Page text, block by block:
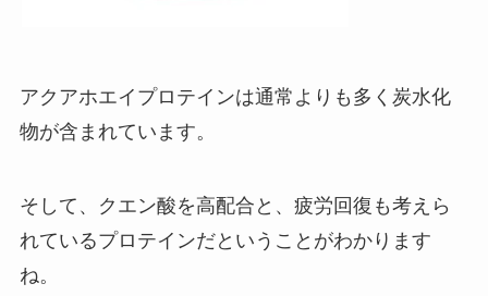
アクアホエイプロテインは通常よりも多く炭水化
物が含まれています。
そして、クエン酸を高配合と、疲労回復も考えら
れているプロテインだということがわかります
ね。